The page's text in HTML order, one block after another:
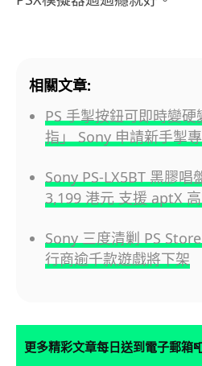
相關文章:
PS 手掣按鈕可即時變
指」 Sony 申請新手掣
Sony PS-LX5BT 黑膠唱
3,199 港元 支援 aptX
Sony 三度清剿 PS
行商逾千款遊戲將下架
更多精彩文章每日送到電子郵箱